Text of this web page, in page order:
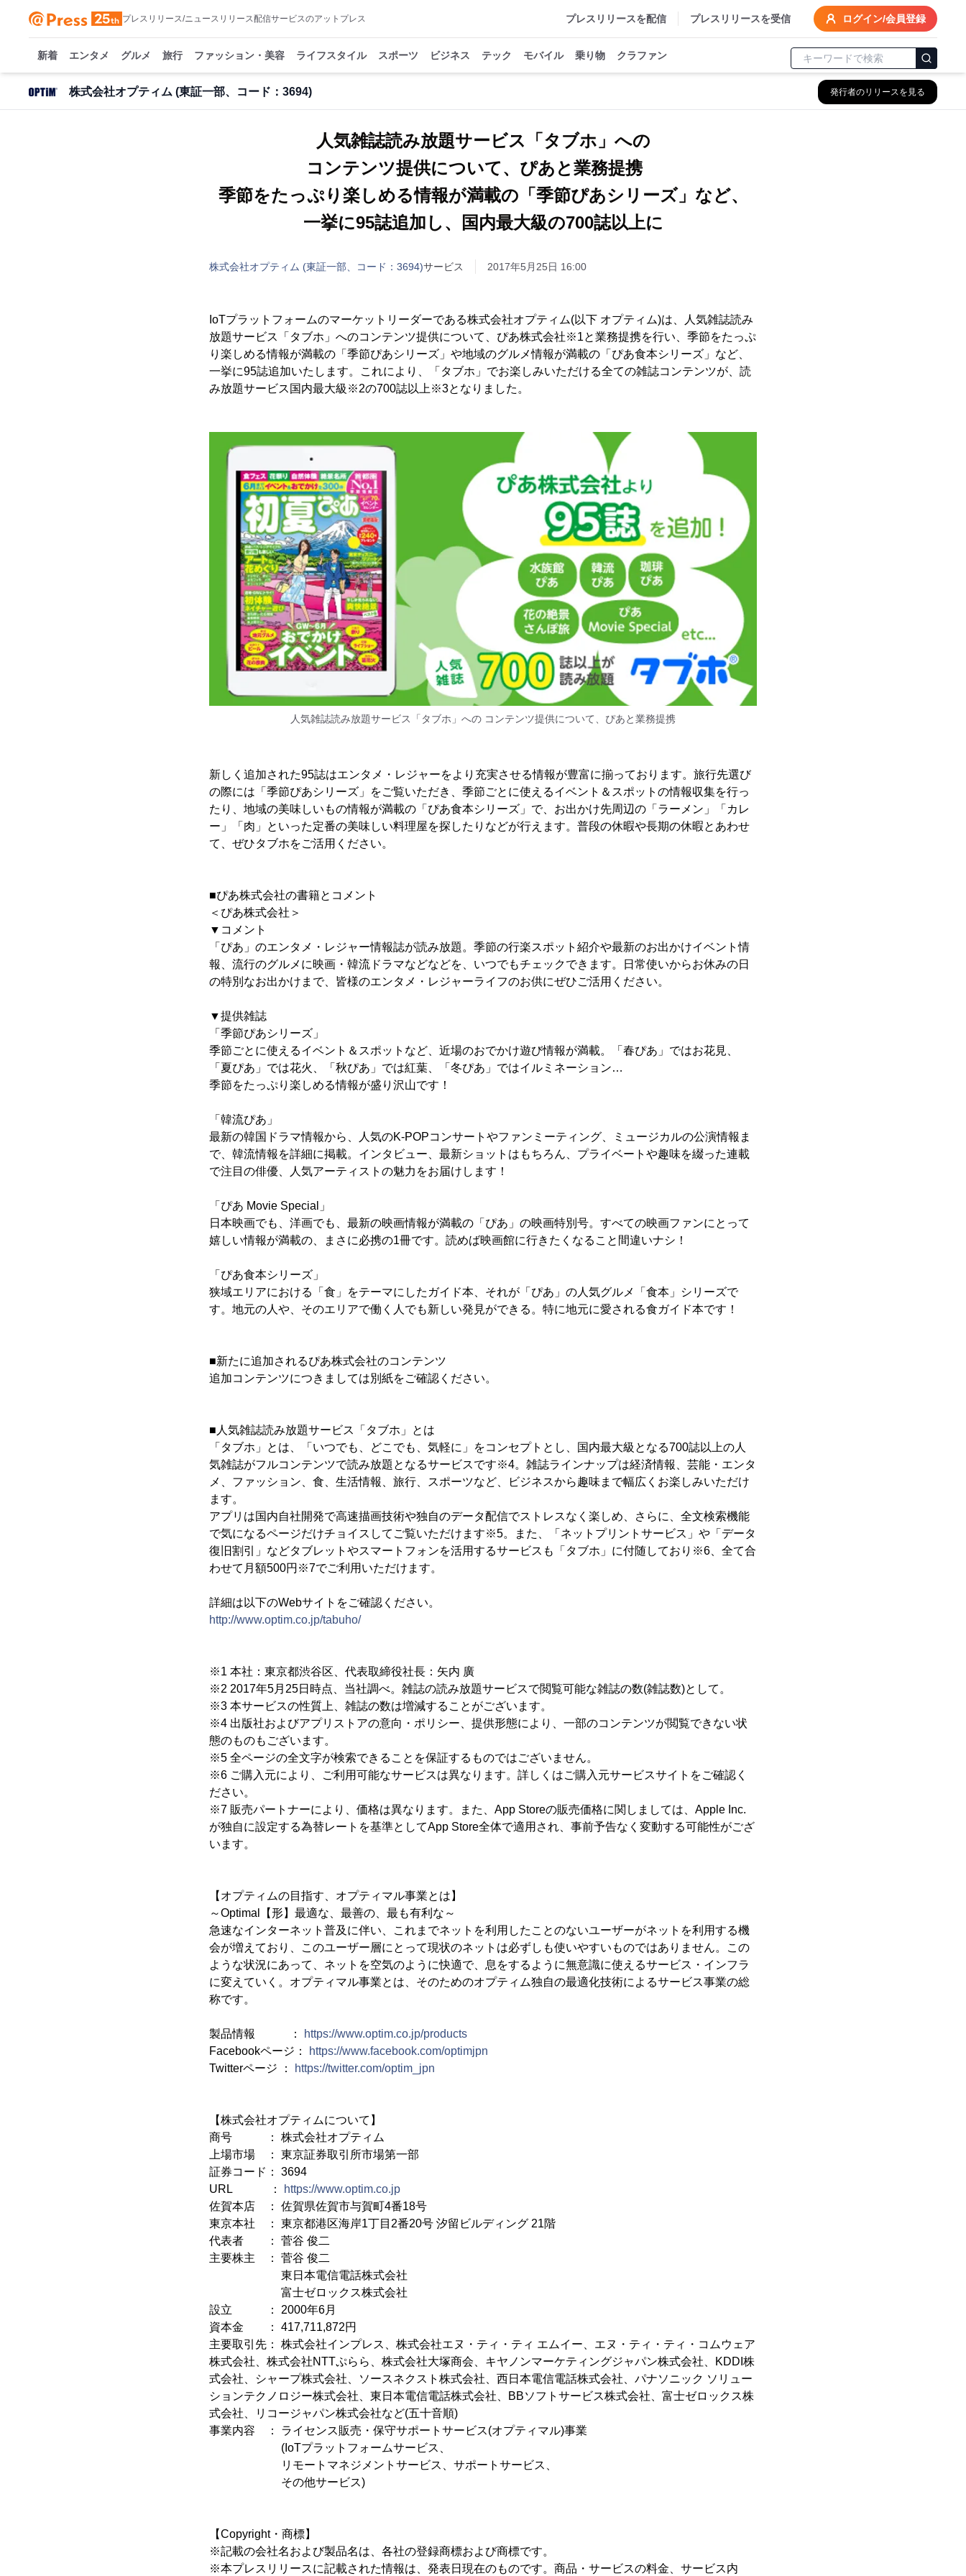
プレスリリース/ニュースリリース配信サービスのアットプレス プレスリリースを配信 プレスリリースを受信 ログイン/会員登録
新着 エンタメ グルメ 旅行 ファッション・美容 ライフスタイル スポーツ ビジネス テック モバイル 乗り物 クラファン
株式会社オプティム (東証一部、コード：3694) 発行者のリリースを見る
人気雑誌読み放題サービス「タブホ」への
コンテンツ提供について、ぴあと業務提携
季節をたっぷり楽しめる情報が満載の「季節ぴあシリーズ」など、
一挙に95誌追加し、国内最大級の700誌以上に
株式会社オプティム (東証一部、コード：3694)サービス 2017年5月25日 16:00
IoTプラットフォームのマーケットリーダーである株式会社オプティム(以下 オプティム)は、人気雑誌読み
放題サービス「タブホ」へのコンテンツ提供について、ぴあ株式会社※1と業務提携を行い、季節をたっぷ
り楽しめる情報が満載の「季節ぴあシリーズ」や地域のグルメ情報が満載の「ぴあ食本シリーズ」など、
一挙に95誌追加いたします。これにより、「タブホ」でお楽しみいただける全ての雑誌コンテンツが、読
み放題サービス国内最大級※2の700誌以上※3となりました。
人気雑誌読み放題サービス「タブホ」への コンテンツ提供について、ぴあと業務提携
新しく追加された95誌はエンタメ・レジャーをより充実させる情報が豊富に揃っております。旅行先選び
の際には「季節ぴあシリーズ」をご覧いただき、季節ごとに使えるイベント＆スポットの情報収集を行っ
たり、地域の美味しいもの情報が満載の「ぴあ食本シリーズ」で、お出かけ先周辺の「ラーメン」「カレ
ー」「肉」といった定番の美味しい料理屋を探したりなどが行えます。普段の休暇や長期の休暇とあわせ
て、ぜひタブホをご活用ください。
■ぴあ株式会社の書籍とコメント
＜ぴあ株式会社＞
▼コメント
「ぴあ」のエンタメ・レジャー情報誌が読み放題。季節の行楽スポット紹介や最新のお出かけイベント情
報、流行のグルメに映画・韓流ドラマなどなどを、いつでもチェックできます。日常使いからお休みの日
の特別なお出かけまで、皆様のエンタメ・レジャーライフのお供にぜひご活用ください。
▼提供雑誌
「季節ぴあシリーズ」
季節ごとに使えるイベント＆スポットなど、近場のおでかけ遊び情報が満載。「春ぴあ」ではお花見、
「夏ぴあ」では花火、「秋ぴあ」では紅葉、「冬ぴあ」ではイルミネーション…
季節をたっぷり楽しめる情報が盛り沢山です！
「韓流ぴあ」
最新の韓国ドラマ情報から、人気のK-POPコンサートやファンミーティング、ミュージカルの公演情報ま
で、韓流情報を詳細に掲載。インタビュー、最新ショットはもちろん、プライベートや趣味を綴った連載
で注目の俳優、人気アーティストの魅力をお届けします！
「ぴあ Movie Special」
日本映画でも、洋画でも、最新の映画情報が満載の「ぴあ」の映画特別号。すべての映画ファンにとって
嬉しい情報が満載の、まさに必携の1冊です。読めば映画館に行きたくなること間違いナシ！
「ぴあ食本シリーズ」
狭域エリアにおける「食」をテーマにしたガイド本、それが「ぴあ」の人気グルメ「食本」シリーズで
す。地元の人や、そのエリアで働く人でも新しい発見ができる。特に地元に愛される食ガイド本です！
■新たに追加されるぴあ株式会社のコンテンツ
追加コンテンツにつきましては別紙をご確認ください。
■人気雑誌読み放題サービス「タブホ」とは
「タブホ」とは、「いつでも、どこでも、気軽に」をコンセプトとし、国内最大級となる700誌以上の人
気雑誌がフルコンテンツで読み放題となるサービスです※4。雑誌ラインナップは経済情報、芸能・エンタ
メ、ファッション、食、生活情報、旅行、スポーツなど、ビジネスから趣味まで幅広くお楽しみいただけ
ます。
アプリは国内自社開発で高速描画技術や独自のデータ配信でストレスなく楽しめ、さらに、全文検索機能
で気になるページだけチョイスしてご覧いただけます※5。また、「ネットプリントサービス」や「データ
復旧割引」などタブレットやスマートフォンを活用するサービスも「タブホ」に付随しており※6、全て合
わせて月額500円※7でご利用いただけます。
詳細は以下のWebサイトをご確認ください。
http://www.optim.co.jp/tabuho/
※1 本社：東京都渋谷区、代表取締役社長：矢内 廣
※2 2017年5月25日時点、当社調べ。雑誌の読み放題サービスで閲覧可能な雑誌の数(雑誌数)として。
※3 本サービスの性質上、雑誌の数は増減することがございます。
※4 出版社およびアプリストアの意向・ポリシー、提供形態により、一部のコンテンツが閲覧できない状
態のものもございます。
※5 全ページの全文字が検索できることを保証するものではございません。
※6 ご購入元により、ご利用可能なサービスは異なります。詳しくはご購入元サービスサイトをご確認く
ださい。
※7 販売パートナーにより、価格は異なります。また、App Storeの販売価格に関しましては、Apple Inc.
が独自に設定する為替レートを基準としてApp Store全体で適用され、事前予告なく変動する可能性がござ
います。
【オプティムの目指す、オプティマル事業とは】
～Optimal【形】最適な、最善の、最も有利な～
急速なインターネット普及に伴い、これまでネットを利用したことのないユーザーがネットを利用する機
会が増えており、このユーザー層にとって現状のネットは必ずしも使いやすいものではありません。この
ような状況にあって、ネットを空気のように快適で、息をするように無意識に使えるサービス・インフラ
に変えていく。オプティマル事業とは、そのためのオプティム独自の最適化技術によるサービス事業の総
称です。
製品情報 ：
https://www.optim.co.jp/products
Facebookページ：
https://www.facebook.com/optimjpn
Twitterページ ：
https://twitter.com/optim_jpn
【株式会社オプティムについて】
商号 ： 株式会社オプティム
上場市場 ： 東京証券取引所市場第一部
証券コード： 3694
URL ：
https://www.optim.co.jp
佐賀本店 ： 佐賀県佐賀市与賀町4番18号
東京本社 ： 東京都港区海岸1丁目2番20号 汐留ビルディング 21階
代表者 ： 菅谷 俊二
主要株主 ： 菅谷 俊二
東日本電信電話株式会社
富士ゼロックス株式会社
設立 ： 2000年6月
資本金 ： 417,711,872円
主要取引先： 株式会社インプレス、株式会社エヌ・ティ・ティ エムイー、エヌ・ティ・ティ・コムウェア
株式会社、株式会社NTTぷらら、株式会社大塚商会、キヤノンマーケティングジャパン株式会社、KDDI株
式会社、シャープ株式会社、ソースネクスト株式会社、西日本電信電話株式会社、パナソニック ソリュー
ションテクノロジー株式会社、東日本電信電話株式会社、BBソフトサービス株式会社、富士ゼロックス株
式会社、リコージャパン株式会社など(五十音順)
事業内容 ： ライセンス販売・保守サポートサービス(オプティマル)事業
(IoTプラットフォームサービス、
リモートマネジメントサービス、サポートサービス、
その他サービス)
【Copyright・商標】
※記載の会社名および製品名は、各社の登録商標および商標です。
※本プレスリリースに記載された情報は、発表日現在のものです。商品・サービスの料金、サービス内